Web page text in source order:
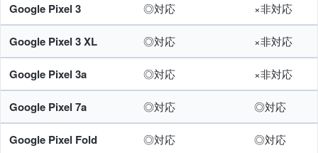
Google Pixel 3 ◎対応 ×非対応
Google Pixel 3 XL ◎対応 ×非対応
Google Pixel 3a ◎対応 ×非対応
Google Pixel 7a ◎対応 ◎対応
Google Pixel Fold ◎対応 ◎対応